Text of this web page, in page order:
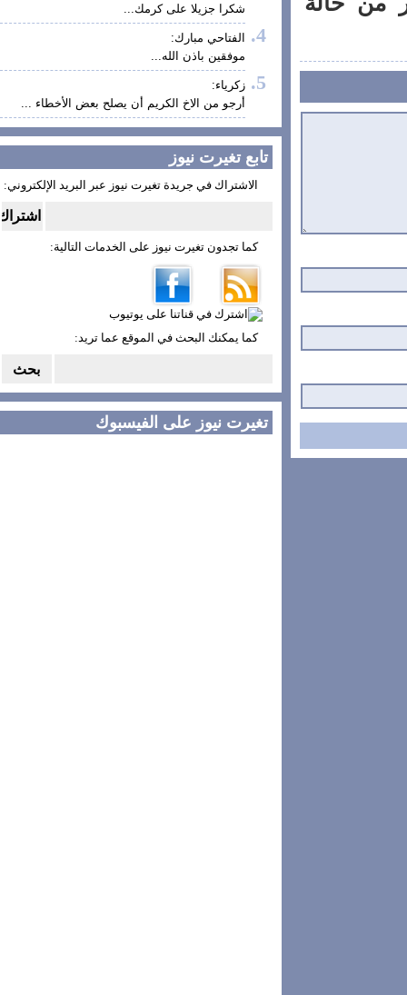
شكرا جزيلا على كرمك...
الفتاحي مبارك:
موفقين باذن الله...
زكرياء:
أرجو من الاخ الكريم أن يصلح بعض الأخطاء ...
تابع تغيرت نيوز
الاشتراك في جريدة تغيرت نيوز عبر البريد الإلكتروني:
كما تجدون تغيرت نيوز على الخدمات التالية:
كما يمكنك البحث في الموقع عما تريد:
تغيرت نيوز على الفيسبوك